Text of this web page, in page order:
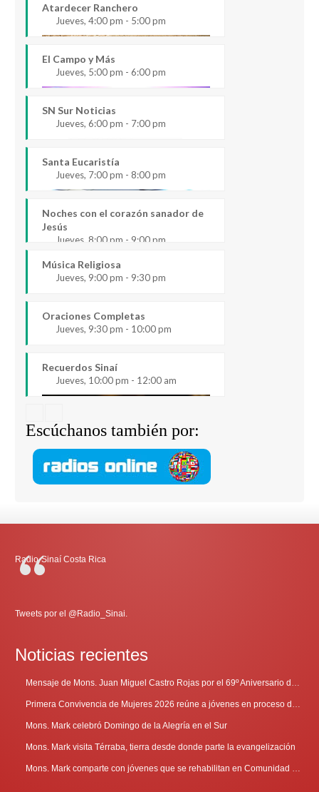
Atardecer Ranchero
Jueves, 4:00 pm - 5:00 pm
El Campo y Más
Jueves, 5:00 pm - 6:00 pm
SN Sur Noticias
Jueves, 6:00 pm - 7:00 pm
Santa Eucaristía
Jueves, 7:00 pm - 8:00 pm
Noches con el corazón sanador de
Jesús
Jueves, 8:00 pm - 9:00 pm
Música Religiosa
Jueves, 9:00 pm - 9:30 pm
Oraciones Completas
Jueves, 9:30 pm - 10:00 pm
Recuerdos Sinaí
Jueves, 10:00 pm - 12:00 am
Escúchanos también por:
Radio-Sinaí Costa Rica
Tweets por el @Radio_Sinai.
Noticias recientes
Mensaje de Mons. Juan Miguel Castro Rojas por el 69º Aniversario de Radio Sinaí
Primera Convivencia de Mujeres 2026 reúne a jóvenes en proceso de discernimiento vocacional
Mons. Mark celebró Domingo de la Alegría en el Sur
Mons. Mark visita Térraba, tierra desde donde parte la evangelización
Mons. Mark comparte con jóvenes que se rehabilitan en Comunidad Cenáculo